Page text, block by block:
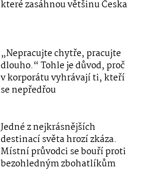
které zasáhnou většinu Česka
„Nepracujte chytře, pracujte
dlouho.“ Tohle je důvod, proč
v korporátu vyhrávají ti, kteří
se nepředřou
Jedné z nejkrásnějších
destinací světa hrozí zkáza.
Místní průvodci se bouří proti
bezohledným zbohatlíkům